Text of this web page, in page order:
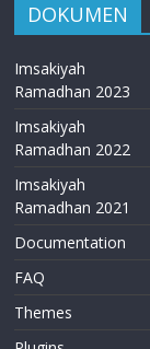
DOKUMEN
Imsakiyah
Ramadhan 2023
Imsakiyah
Ramadhan 2022
Imsakiyah
Ramadhan 2021
Documentation
FAQ
Themes